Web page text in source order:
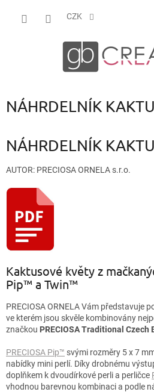
CZK
NÁHRDELNÍK
NÁHRDELNÍK
AUTOR: PRECIOSA ORNELA s.r.o.
Kaktusové květy z
Pip™ a Twin™
PRECIOSA ORNELA Vám představuje
ve kterém jsou skvěle kombinovány
značkou PRECIOSA Traditional Czech
PRECIOSA Pip™ svými rozměry 5 x 7
nabídky mini perlí. Díky drobnému
doplňkem k dvoudírkové perli a perličce
vhodnou barevnou kombinaci a podle